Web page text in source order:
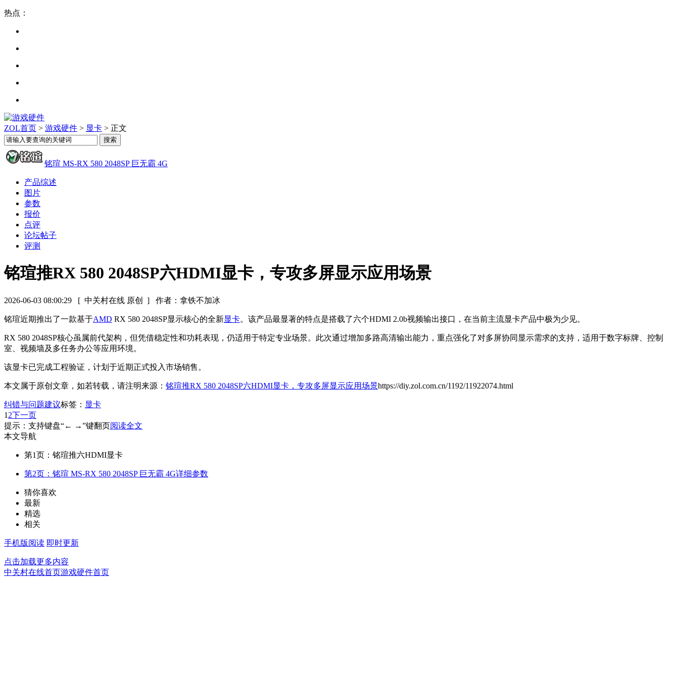
热点：
ZOL首页 > 游戏硬件 > 显卡 > 正文
铭瑄 MS-RX 580 2048SP 巨无霸 4G
产品综述
图片
参数
报价
点评
论坛帖子
评测
铭瑄推RX 580 2048SP六HDMI显卡，专攻多屏显示应用场景
2026-06-03 08:00:29 [ 中关村在线 原创 ] 作者：拿铁不加冰
铭瑄近期推出了一款基于AMD RX 580 2048SP显示核心的全新显卡。该产品最显著的特点是搭载了六个HDMI 2.0b视频输出接口，在当前主流显卡产品中极为少见。
RX 580 2048SP核心虽属前代架构，但凭借稳定性和功耗表现，仍适用于特定专业场景。此次通过增加多路高清输出能力，重点强化了对多屏协同显示需求的支持，适用于数字标牌、控制
室、视频墙及多任务办公等应用环境。
该显卡已完成工程验证，计划于近期正式投入市场销售。
本文属于原创文章，如若转载，请注明来源： 铭瑄推RX 580 2048SP六HDMI显卡，专攻多屏显示应用场景https://diy.zol.com.cn/1192/11922074.html
纠错与问题建议标签： 显卡
1 2下一页
提示：支持键盘“← →”键翻页阅读全文
本文导航
第1页：铭瑄推六HDMI显卡
第2页：铭瑄 MS-RX 580 2048SP 巨无霸 4G详细参数
猜你喜欢
最新
精选
相关
手机版阅读 即时更新
点击加载更多内容
中关村在线首页游戏硬件首页